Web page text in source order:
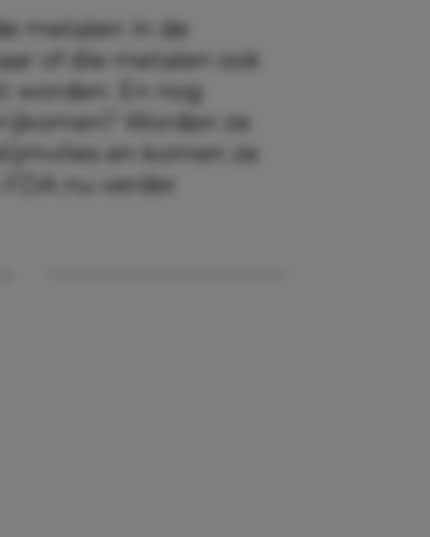
metalen in de
of die metalen ook
worden. En nog
Worden ze
en komen ze
nu verder